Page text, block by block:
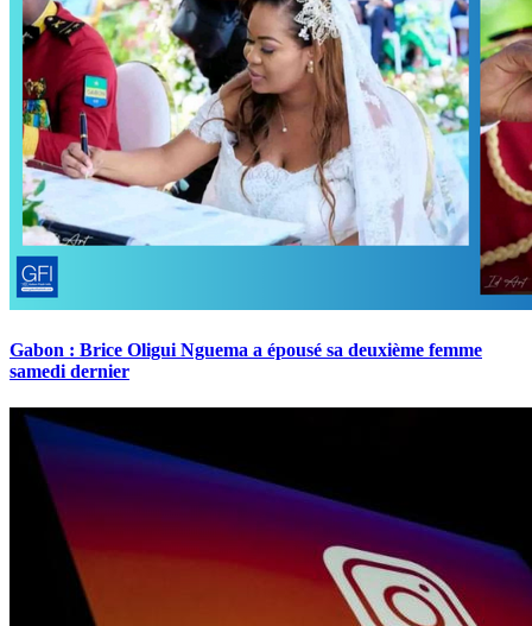
Gabon : Brice Oligui Nguema a épousé sa deuxième femme
samedi dernier